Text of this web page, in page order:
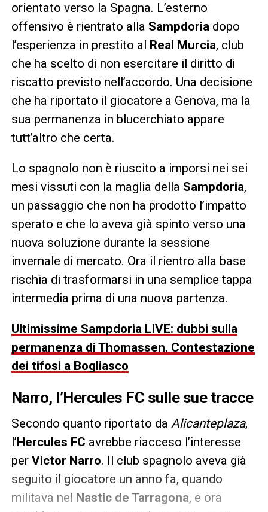
orientato verso la Spagna. L’esterno
offensivo è rientrato alla Sampdoriadopo
l’esperienza in prestito al Real Murcia, club
che ha scelto di non esercitare il diritto di
riscatto previsto nell’accordo. Una decisione
che ha riportato il giocatore a Genova, ma la
sua permanenza in blucerchiato appare
tutt’altro che certa.
Lo spagnolo non è riuscito a imporsi nei sei
mesi vissuti con la maglia della Sampdoria,
un passaggio che non ha prodotto l’impatto
sperato e che lo aveva già spinto verso una
nuova soluzione durante la sessione
invernale di mercato. Ora il rientro alla base
rischia di trasformarsi in una semplice tappa
intermedia prima di una nuova partenza.
Ultimissime Sampdoria LIVE: dubbi sulla
permanenza di Thomassen. Contestazione
dei tifosi a Bogliasco
Narro, l’Hercules FC sulle sue tracce
Secondo quanto riportato da Alicanteplaza,
l’Hercules FC avrebbe riacceso l’interesse
per Victor Narro. Il club spagnolo aveva già
seguito il giocatore un anno fa, quando
militava nel Nastic de Tarragona, e ora